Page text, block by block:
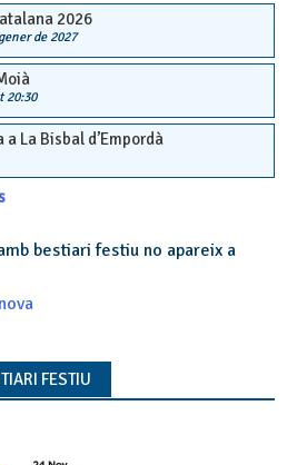
2026
de 2027
20:30
a La Bisbal d’Empordà
bestiari festiu no apareix a
FESTIU